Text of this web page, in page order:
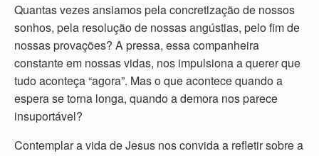
Quantas vezes ansiamos pela concretização de nossos
sonhos, pela resolução de nossas angústias, pelo fim de
nossas provações? A pressa, essa companheira
constante em nossas vidas, nos impulsiona a querer que
tudo aconteça “agora”. Mas o que acontece quando a
espera se torna longa, quando a demora nos parece
insuportável?
Contemplar a vida de Jesus nos convida a refletir sobre a